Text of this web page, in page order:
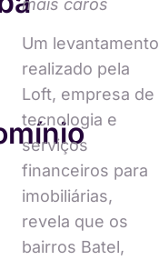
mais caros
Um levantamento
realizado pela
Loft, empresa de
tecnologia e
serviços
financeiros para
imobiliárias,
revela que os
bairros Batel,